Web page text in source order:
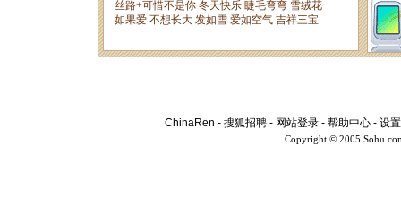
ChinaRen - 搜狐招聘 - 网站登录 - 帮助中心 - 设
Copyright © 2005